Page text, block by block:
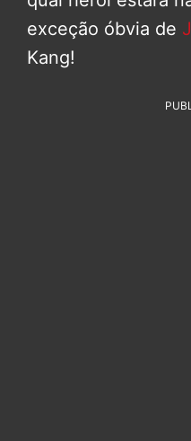
exceção óbvia de
Kang!